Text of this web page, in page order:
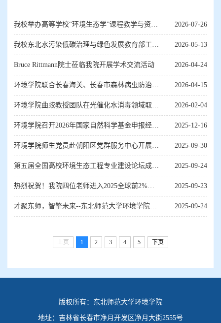
我校举办高等学校“环境生态学”课程教学与资源
建设交流会
2026-07-26
我校东北水污染低碳治理与绿色发展教育部工程
研究中心建设项目顺利通过验收
2026-05-13
Bruce Rittmann院士莅临我院开展学术交流活动 2026-04-24
环境学院联合长春海关、长春市森林病虫防治检
疫站开展生态安全科普宣传活动
2026-04-15
环境学院曲蛟教授团队在光催化水消毒领域取得
新进展
2026-02-04
环境学院召开2026年国家自然科学基金申报经验
交流会
2025-12-16
环境学院师生党员赴朝阳区党群服务中心开展主
题党日活动
2025-09-30
第五届全国高校环境生态工程专业建设论坛成功
举办
2025-09-24
热烈祝贺！我院四位老师进入2025全球前2%顶
尖科学家榜单
2025-09-23
才聚东师，智擎未来--东北师范大学环境学院 2025-09-24
上页 1 2 3 4 5 下页
版权所有： 东北师范大学环境学院
地址： 吉林省长春市净月开发区净月大街2555号